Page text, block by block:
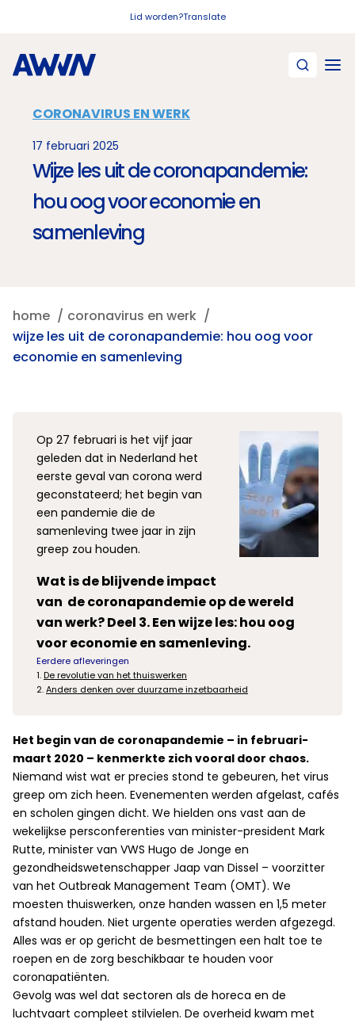
Lid worden?Translate
CORONAVIRUS EN WERK
17 februari 2025
Wijze les uit de coronapandemie:
hou oog voor economie en
samenleving
home
coronavirus en werk
wijze les uit de coronapandemie: hou oog voor
economie en samenleving
Op 27 februari is het vijf jaar
geleden dat in Nederland het
eerste geval van corona werd
geconstateerd; het begin van
een pandemie die de
samenleving twee jaar in zijn
greep zou houden.
Wat is de blijvende impact
van de coronapandemie op de wereld
van werk? Deel 3. Een wijze les: hou oog
voor economie en samenleving.
Eerdere afleveringen
1. De revolutie van het thuiswerken
2.Anders denken over duurzame inzetbaarheid
Het begin van de coronapandemie – in februari-
maart 2020 – kenmerkte zich vooral door chaos.
Niemand wist wat er precies stond te gebeuren, het virus
greep om zich heen. Evenementen werden afgelast, cafés
en scholen gingen dicht. We hielden ons vast aan de
wekelijkse persconferenties van minister-president Mark
Rutte, minister van VWS Hugo de Jonge en
gezondheidswetenschapper Jaap van Dissel – voorzitter
van het Outbreak Management Team (OMT). We
moesten thuiswerken, onze handen wassen en 1,5 meter
afstand houden. Niet urgente operaties werden afgezegd.
Alles was er op gericht de besmettingen een halt toe te
roepen en de zorg beschikbaar te houden voor
coronapatiënten.
Gevolg was wel dat sectoren als de horeca en de
luchtvaart compleet stilvielen. De overheid kwam met